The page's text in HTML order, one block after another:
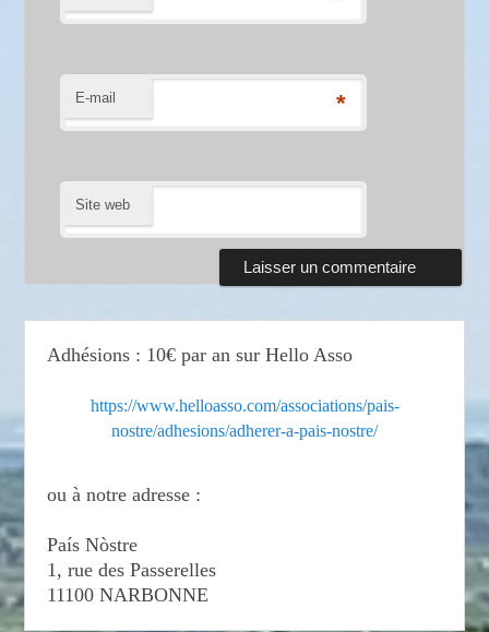
E-mail *
Site web
Adhésions : 10€ par an sur Hello Asso
https://www.helloasso.com/associations/pais-
nostre/adhesions/adherer-a-pais-nostre/
ou à notre adresse :
País Nòstre
1, rue des Passerelles
11100 NARBONNE